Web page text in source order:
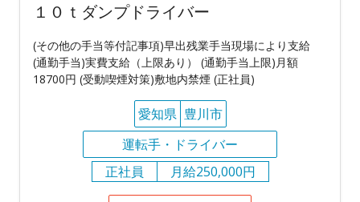
１０ｔダンプドライバー
(その他の手当等付記事項)早出残業手当現場により支給
(通勤手当)実費支給（上限あり） (通勤手当上限)月額
18700円 (受動喫煙対策)敷地内禁煙 (正社員)
愛知県 豊川市
運転手・ドライバー
正社員
月給250,000円